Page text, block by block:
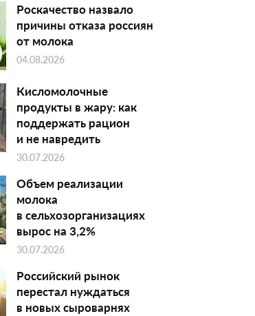
Роскачество назвало
причины отказа россиян
от молока
04.08.2026
Кисломолочные
продукты в жару: как
поддержать рацион
и не навредить
30.07.2026
Объем реализации
молока
в сельхозорганизациях
вырос на 3,2%
30.07.2026
Российский рынок
перестал нуждаться
в новых сыроварнях